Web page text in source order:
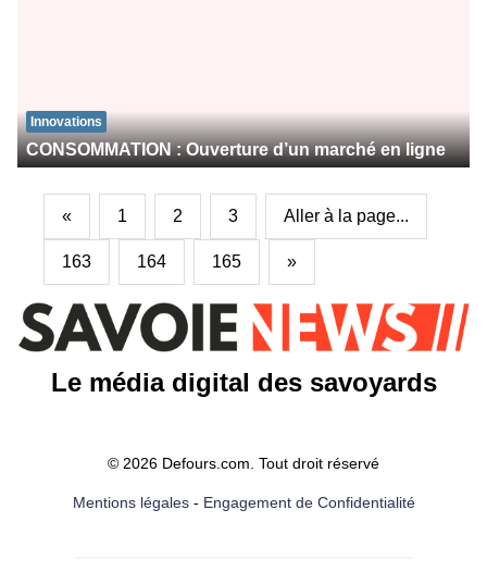
Innovations
CONSOMMATION : Ouverture d’un marché en ligne
« 1 2 3 Aller à la page...
163 164 165 »
Le média digital des savoyards
© 2026 Defours.com. Tout droit réservé
Mentions légales- Engagement de Confidentialité